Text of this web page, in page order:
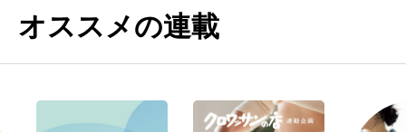
オススメの連載